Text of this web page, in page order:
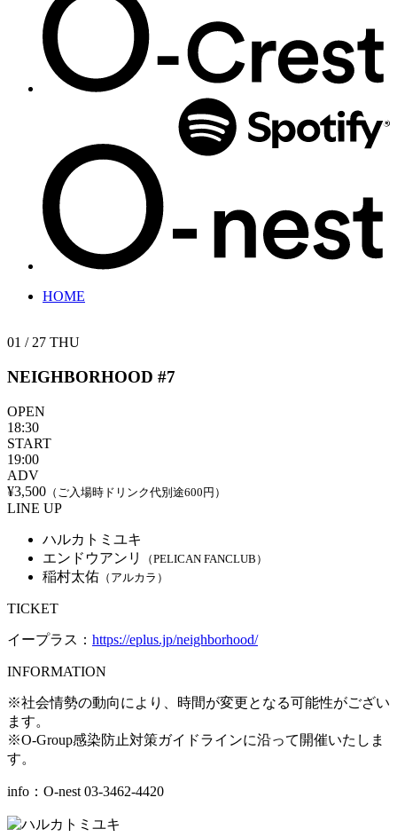
HOME
01 / 27 THU
NEIGHBORHOOD #7
OPEN
18:30
START
19:00
ADV
¥3,500 （ご入場時ドリンク代別途600円）
LINE UP
ハルカトミユキ
エンドウアンリ
（PELICAN FANCLUB）
稲村太佑 （アルカラ）
TICKET
イープラス： https://eplus.jp/neighborhood/
INFORMATION
※社会情勢の動向により、時間が変更となる可能性がござい
ます。
※O-Group感染防止対策ガイドラインに沿って開催いたしま
す。
info：O-nest 03-3462-4420